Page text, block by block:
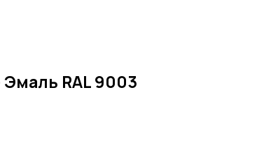
RAL 9003